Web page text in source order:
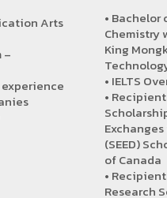
Arts
–
experience
•
Chemistry
King
• IELTS
•
(SEED)
of Canada
•
Research